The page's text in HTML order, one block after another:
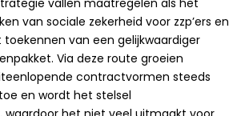
vallen maatregelen als het
van sociale zekerheid voor zzp’ers en
toekennen van een gelijkwaardiger
Via deze route groeien
contractvormen steeds
en wordt het stelsel